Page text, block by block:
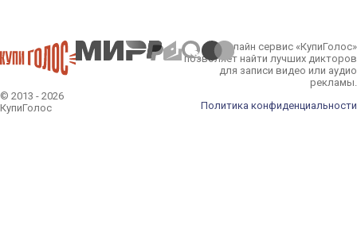
© 2013 - 2026
КупиГолос
Онлайн сервис «КупиГолос»
позволяет найти лучших дикторов
для записи видео или аудио
рекламы.
Политика конфиденциальности